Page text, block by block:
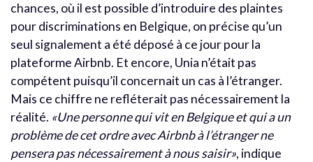
chances, où il est possible d’introduire des plaintes
pour discriminations en Belgique, on précise qu’un
seul signalement a été déposé à ce jour pour la
plateforme Airbnb. Et encore, Unia n’était pas
compétent puisqu’il concernait un cas à l’étranger.
Mais ce chiffre ne refléterait pas nécessairement la
réalité. «Une personne qui vit en Belgique et qui a un
problème de cet ordre avec Airbnb à l’étranger ne
pensera pas nécessairement à nous saisir», indique